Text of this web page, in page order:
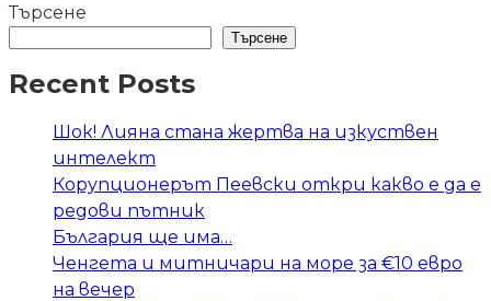
Търсене
Търсене
Recent Posts
Шок! Лияна стана жертва на изкуствен
интелект
Корупционерът Пеевски откри какво е да е
редови пътник
България ще има…
Ченгета и митничари на море за €10 евро
на вечер